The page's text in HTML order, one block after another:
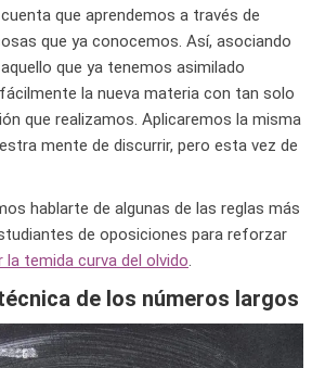
que aprendemos a través de
que ya conocemos. Así, asociando
que ya tenemos asimilado
la nueva materia con tan solo
que realizamos. Aplicaremos la misma
mente de discurrir, pero esta vez de
hablarte de algunas de las reglas más
de oposiciones para reforzar
la temida curva del olvido.
de los números largos